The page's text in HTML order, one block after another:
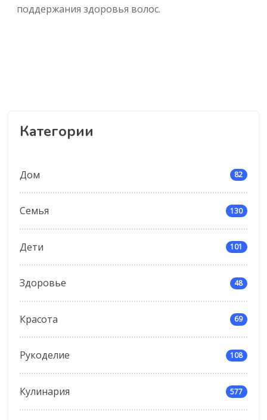
Категории
Дом 82
Семья 130
Дети 101
Здоровье 48
Красота 69
Рукоделие 108
Кулинария 577
поддержания здоровья волос.